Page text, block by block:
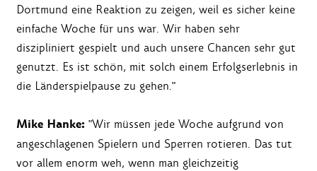
Dortmund eine Reaktion zu zeigen, weil es sicher keine
einfache Woche für uns war. Wir haben sehr
diszipliniert gespielt und auch unsere Chancen sehr gut
genutzt. Es ist schön, mit solch einem Erfolgserlebnis in
die Länderspielpause zu gehen."
Mike Hanke: "Wir müssen jede Woche aufgrund von
angeschlagenen Spielern und Sperren rotieren. Das tut
vor allem enorm weh, wenn man gleichzeitig